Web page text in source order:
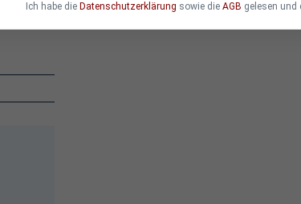
Ich habe die Datenschutzerklärung sowie die AGB gelesen und